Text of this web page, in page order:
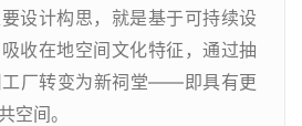
设计构思，就是基于可持续设
收在地空间文化特征，通过抽
工厂转变为新祠堂——即具有更
空间。